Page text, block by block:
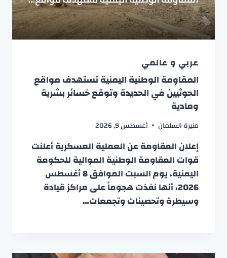
عربي و عالمي
المقاومة الوطنية اليمنية تستهدف مواقع
الحوثيين في الحديدة وتوقع خسائر بشرية
ومادية
منيرة السلمان أغسطس 9, 2026
إعلان المقاومة عن العملية العسكرية أعلنت
قوات المقاومة الوطنية الموالية للحكومة
اليمنية، يوم السبت الموافق 8 أغسطس
2026، أنها نفذت هجوماً على مراكز قيادة
وسيطرة وتحصينات وتجمعات…